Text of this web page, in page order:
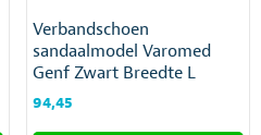
Verbandschoen
sandaalmodel Varomed
Genf Zwart Breedte L
94,45